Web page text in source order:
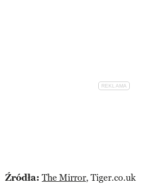
Źródła: The Mirror, Tiger.co.uk